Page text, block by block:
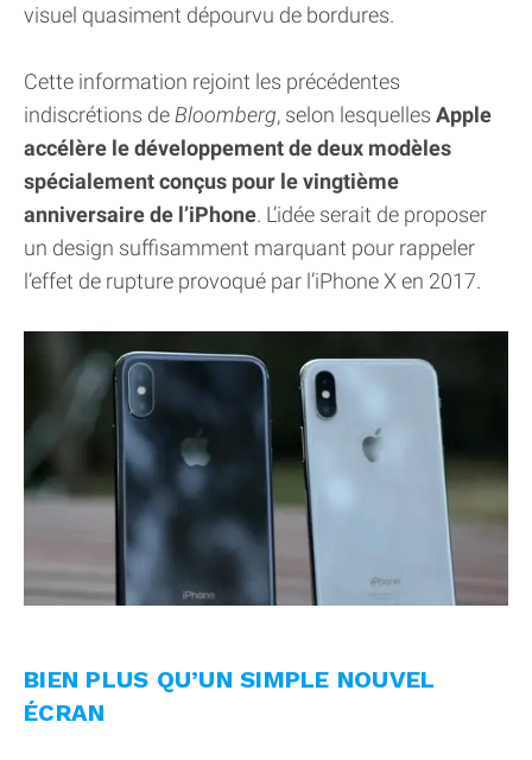
visuel quasiment dépourvu de bordures.
Cette information rejoint les précédentes
indiscrétions de Bloomberg, selon lesquelles Apple
accélère le développement de deux modèles
spécialement conçus pour le vingtième
anniversaire de l’iPhone. L’idée serait de proposer
un design suffisamment marquant pour rappeler
l’effet de rupture provoqué par l’iPhone X en 2017.
BIEN PLUS QU’UN SIMPLE NOUVEL
ÉCRAN